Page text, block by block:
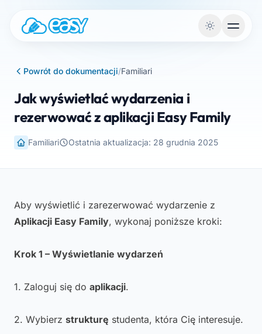
Powrót do dokumentacji/Familiari
Jak wyświetlać wydarzenia i
rezerwować z aplikacji Easy Family
Familiari Ostatnia aktualizacja: 28 grudnia 2025
Aby wyświetlić i zarezerwować wydarzenie z
Aplikacji Easy Family, wykonaj poniższe kroki:
Krok 1 – Wyświetlanie wydarzeń
1. Zaloguj się do aplikacji.
2. Wybierz strukturę studenta, która Cię interesuje.